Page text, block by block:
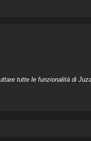
tutte le funzionalità di